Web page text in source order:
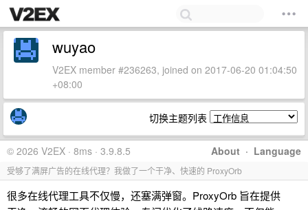
wuyao
V2EX member #236263, joined on 2017-06-20 01:04:50
+08:00
切换主题列表
About · Language
© 2026 V2EX · 8ms · 3.9.8.5
受够了满屏广告的在线代理？我做了一个干净、快速的 ProxyOrb
很多在线代理工具不仅慢，还塞满弹窗。ProxyOrb 旨在提供